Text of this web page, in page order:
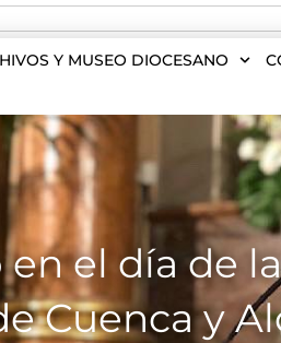
Y MUSEO DIOCESANO
el día de
Cuenca y